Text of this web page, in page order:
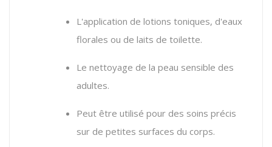
L'application de lotions toniques, d'eaux
florales ou de laits de toilette.
Le nettoyage de la peau sensible des
adultes.
Peut être utilisé pour des soins précis
sur de petites surfaces du corps.